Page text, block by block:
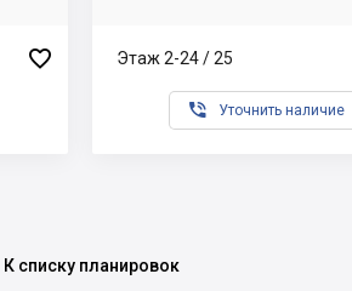
 Этаж 2-24 / 25
 Уточнить наличие
К списку планировок